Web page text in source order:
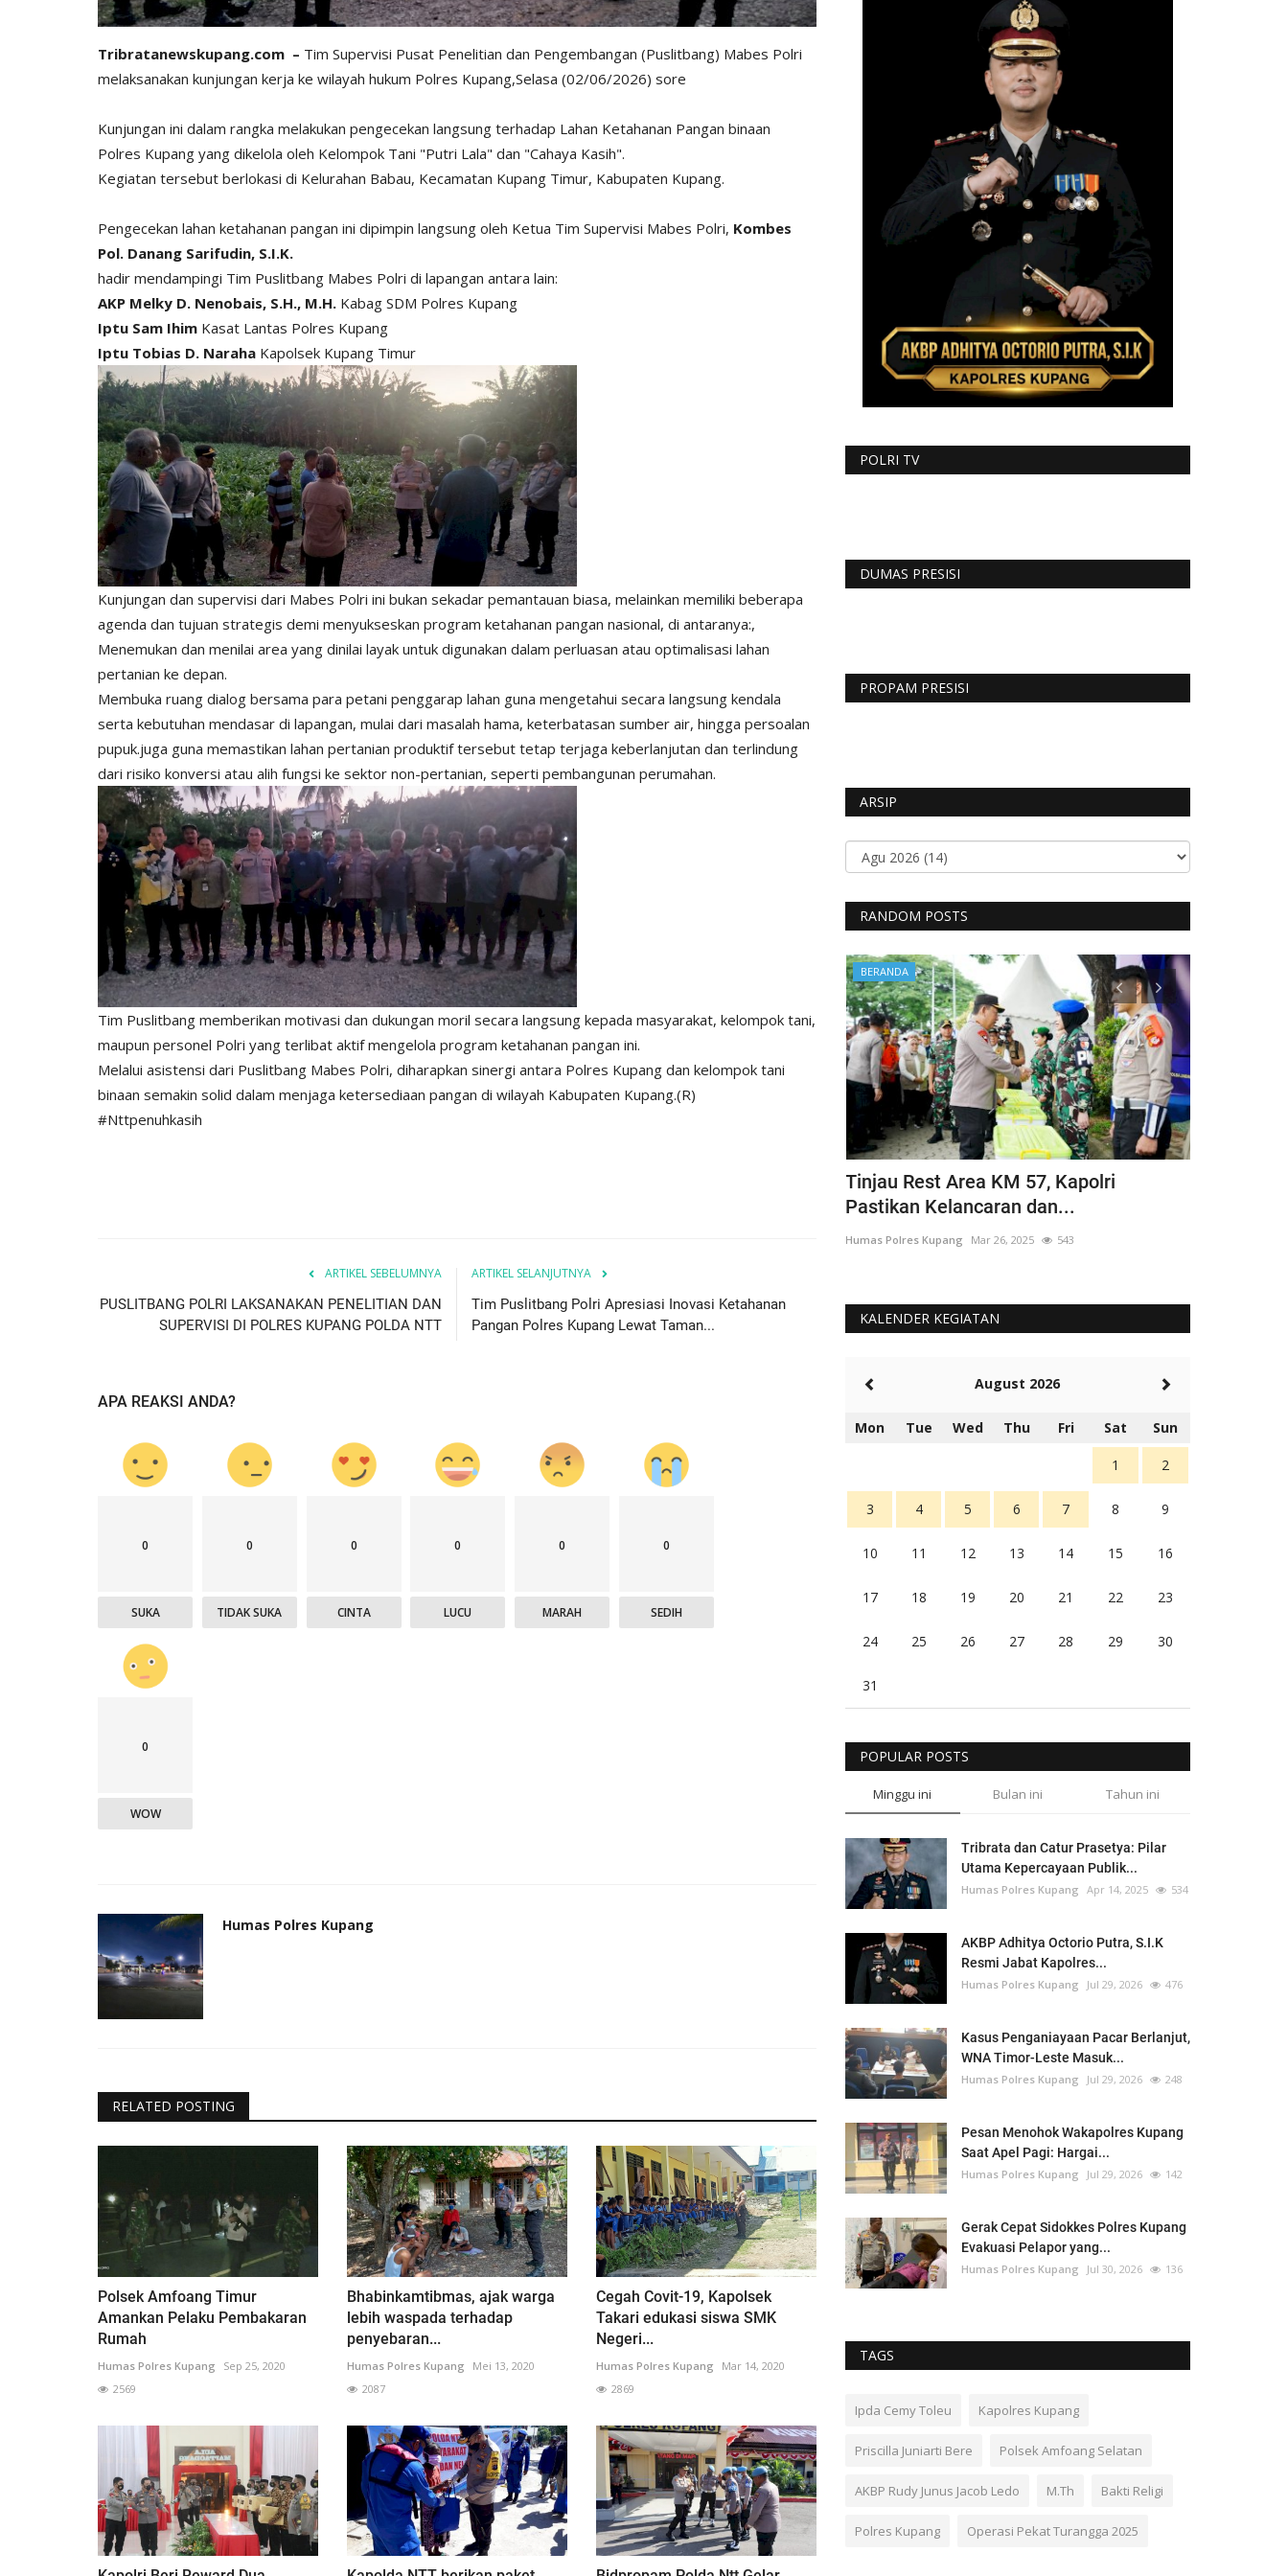
Tribratanewskupang.com – Tim Supervisi Pusat Penelitian dan Pengembangan (Puslitbang) Mabes Polri
melaksanakan kunjungan kerja ke wilayah hukum Polres Kupang,Selasa (02/06/2026) sore
Kunjungan ini dalam rangka melakukan pengecekan langsung terhadap Lahan Ketahanan Pangan binaan
Polres Kupang yang dikelola oleh Kelompok Tani "Putri Lala" dan "Cahaya Kasih".
​Kegiatan tersebut berlokasi di Kelurahan Babau, Kecamatan Kupang Timur, Kabupaten Kupang.
​Pengecekan lahan ketahanan pangan ini dipimpin langsung oleh Ketua Tim Supervisi Mabes Polri, Kombes
Pol. Danang Sarifudin, S.I.K.
​hadir mendampingi Tim Puslitbang Mabes Polri di lapangan antara lain:
AKP Melky D. Nenobais, S.H., M.H. Kabag SDM Polres Kupang
Iptu Sam Ihim Kasat Lantas Polres Kupang
Iptu Tobias D. Naraha Kapolsek Kupang Timur
​Kunjungan dan supervisi dari Mabes Polri ini bukan sekadar pemantauan biasa, melainkan memiliki beberapa
agenda dan tujuan strategis demi menyukseskan program ketahanan pangan nasional, di antaranya:,
Menemukan dan menilai area yang dinilai layak untuk digunakan dalam perluasan atau optimalisasi lahan
pertanian ke depan.
Membuka ruang dialog bersama para petani penggarap lahan guna mengetahui secara langsung kendala
serta kebutuhan mendasar di lapangan, mulai dari masalah hama, keterbatasan sumber air, hingga persoalan
pupuk.juga guna memastikan lahan pertanian produktif tersebut tetap terjaga keberlanjutan dan terlindung
dari risiko konversi atau alih fungsi ke sektor non-pertanian, seperti pembangunan perumahan.
Tim Puslitbang memberikan motivasi dan dukungan moril secara langsung kepada masyarakat, kelompok tani,
maupun personel Polri yang terlibat aktif mengelola program ketahanan pangan ini.
Melalui asistensi dari Puslitbang Mabes Polri, diharapkan sinergi antara Polres Kupang dan kelompok tani
binaan semakin solid dalam menjaga ketersediaan pangan di wilayah Kabupaten Kupang.(R)
#Nttpenuhkasih
ARTIKEL SEBELUMNYA
PUSLITBANG POLRI LAKSANAKAN PENELITIAN DAN
SUPERVISI DI POLRES KUPANG POLDA NTT
ARTIKEL SELANJUTNYA
Tim Puslitbang Polri Apresiasi Inovasi Ketahanan
Pangan Polres Kupang Lewat Taman...
APA REAKSI ANDA?
0
SUKA
0
TIDAK SUKA
0
CINTA
0
LUCU
0
MARAH
0
SEDIH
0
WOW
Humas Polres Kupang
RELATED POSTING
Polsek Amfoang Timur
Amankan Pelaku Pembakaran
Rumah
Humas Polres Kupang
Sep 25, 2020
2569
Bhabinkamtibmas, ajak warga
lebih waspada terhadap
penyebaran...
Humas Polres Kupang
Mei 13, 2020
2087
Cegah Covit-19, Kapolsek
Takari edukasi siswa SMK
Negeri...
Humas Polres Kupang
Mar 14, 2020
2869
POLRI TV
DUMAS PRESISI
PROPAM PRESISI
ARSIP
RANDOM POSTS
BERANDA BERANDA BERANDA
Tinjau Rest Area KM 57, Kapolri
Pastikan Kelancaran dan...
Humas Polres Kupang Mar 26, 2025 543
KALENDER KEGIATAN
August 2026
Mon Tue Wed Thu Fri Sat Sun
1 2
3 4 5 6 7 8 9
10 11 12 13 14 15 16
17 18 19 20 21 22 23
24 25 26 27 28 29 30
31
POPULAR POSTS
Minggu ini Bulan ini Tahun ini
Tribrata dan Catur Prasetya: Pilar
Utama Kepercayaan Publik...
Humas Polres Kupang Apr 14, 2025 534
AKBP Adhitya Octorio Putra, S.I.K
Resmi Jabat Kapolres...
Humas Polres Kupang Jul 29, 2026 476
Kasus Penganiayaan Pacar Berlanjut,
WNA Timor-Leste Masuk...
Humas Polres Kupang Jul 29, 2026 248
Pesan Menohok Wakapolres Kupang
Saat Apel Pagi: Hargai...
Humas Polres Kupang Jul 29, 2026 142
Gerak Cepat Sidokkes Polres Kupang
Evakuasi Pelapor yang...
Humas Polres Kupang Jul 30, 2026 136
TAGS
Ipda Cemy Toleu Kapolres Kupang
Priscilla Juniarti Bere Polsek Amfoang Selatan
AKBP Rudy Junus Jacob Ledo M.Th Bakti Religi
Polres Kupang Operasi Pekat Turangga 2025